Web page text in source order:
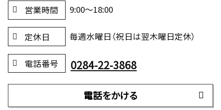
営業時間 9:00～18:00
定休日 毎週水曜日（祝日は翌木曜日定休）
電話番号 0284-22-3868
電話をかける